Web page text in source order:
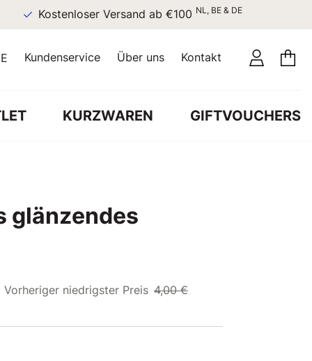
Kostenloser Versand ab €100NL, BE & DE
Kundenservice Über uns Kontakt
KURZWAREN GIFTVOUCHERS
glänzendes
Vorheriger niedrigster Preis 4,00 €